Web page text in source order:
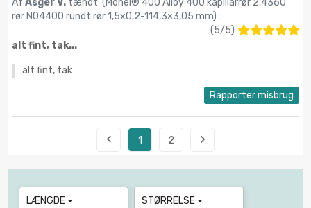
Af Asger V. tændt (Monel® 400 Alloy 400 kapillarrør 2.4360
rør N04400 rundt rør 1,5x0,2-114,3×3,05 mm) :
(5/5)
alt fint, tak...
alt fint, tak
Rapporter misbrug
 1 2 
LÆNGDE  STØRRELSE 